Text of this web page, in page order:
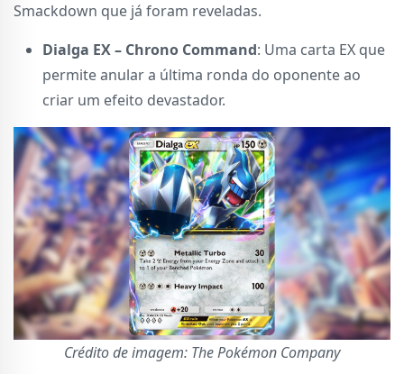
Smackdown que já foram reveladas.
Dialga EX – Chrono Command: Uma carta EX que
permite anular a última ronda do oponente ao
criar um efeito devastador.
Crédito de imagem: The Pokémon Company